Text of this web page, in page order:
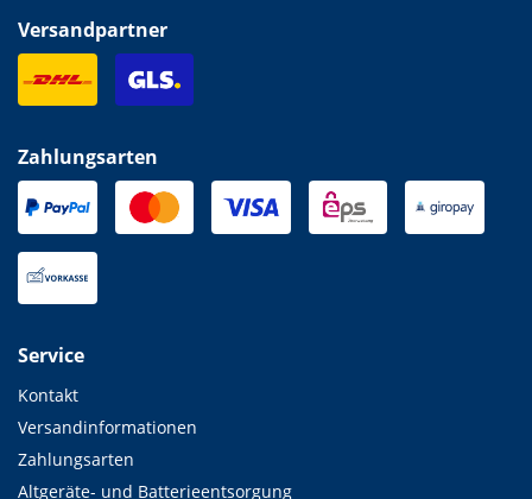
Versandpartner
Zahlungsarten
Service
Kontakt
Versandinformationen
Zahlungsarten
Altgeräte- und Batterieentsorgung